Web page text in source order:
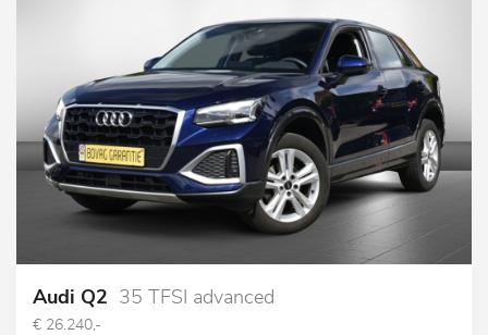
Audi Q2 35 TFSI advanced
€ 26.240,-